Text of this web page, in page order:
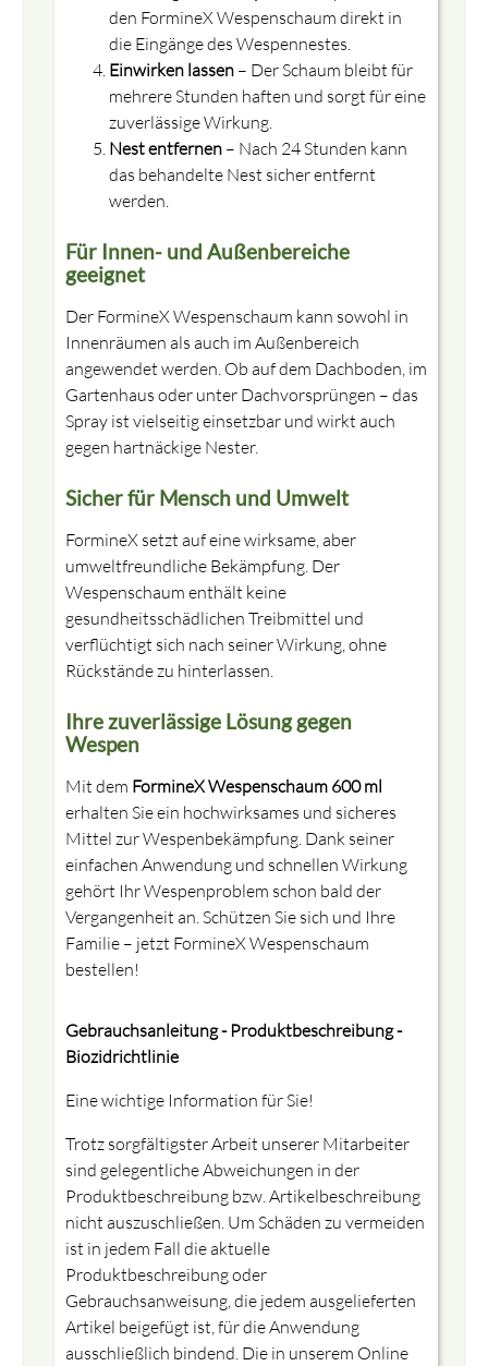
den FormineX Wespenschaum direkt in
die Eingänge des Wespennestes.
Einwirken lassen– Der Schaum bleibt für
mehrere Stunden haften und sorgt für eine
zuverlässige Wirkung.
Nest entfernen– Nach 24 Stunden kann
das behandelte Nest sicher entfernt
werden.
Für Innen- und Außenbereiche
geeignet
Der FormineX Wespenschaum kann sowohl in
Innenräumen als auch im Außenbereich
angewendet werden. Ob auf dem Dachboden, im
Gartenhaus oder unter Dachvorsprüngen – das
Spray ist vielseitig einsetzbar und wirkt auch
gegen hartnäckige Nester.
Sicher für Mensch und Umwelt
FormineX setzt auf eine wirksame, aber
umweltfreundliche Bekämpfung. Der
Wespenschaum enthält keine
gesundheitsschädlichen Treibmittel und
verflüchtigt sich nach seiner Wirkung, ohne
Rückstände zu hinterlassen.
Ihre zuverlässige Lösung gegen
Wespen
Mit dem FormineX Wespenschaum 600 ml
erhalten Sie ein hochwirksames und sicheres
Mittel zur Wespenbekämpfung. Dank seiner
einfachen Anwendung und schnellen Wirkung
gehört Ihr Wespenproblem schon bald der
Vergangenheit an. Schützen Sie sich und Ihre
Familie – jetzt FormineX Wespenschaum
bestellen!
Gebrauchsanleitung - Produktbeschreibung -
Biozidrichtlinie
Eine wichtige Information für Sie!
Trotz sorgfältigster Arbeit unserer Mitarbeiter
sind gelegentliche Abweichungen in der
Produktbeschreibung bzw. Artikelbeschreibung
nicht auszuschließen. Um Schäden zu vermeiden
ist in jedem Fall die aktuelle
Produktbeschreibung oder
Gebrauchsanweisung, die jedem ausgelieferten
Artikel beigefügt ist, für die Anwendung
ausschließlich bindend. Die in unserem Online
zum Erwerb dieses Produktes
⇓ Bitte schauen Sie das Informationsvideo sorgfältig
an und bestätigen dies durch Häckchen.
Sollten Sie noch Fragen zum Produkt haben, erreichen
Sie uns auch jederzeit telefonisch.
Ich bestätige das Video vollständig
gesehen und verstanden zu haben.